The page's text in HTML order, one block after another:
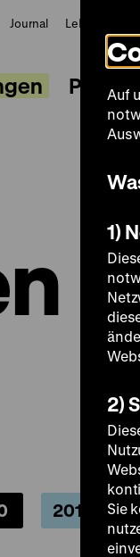
Journal LeMO
2019
Auf
1)
2)
Sie